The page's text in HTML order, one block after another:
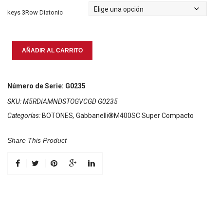
keys 3Row Diatonic
Gabbanelli
Dust
cantidad
AÑADIR AL CARRITO
Número de Serie: G0235
SKU:M5RDIAMNDSTOGVCGD G0235
Categorías: BOTONES, Gabbanelli®M400SC Super Compacto
Share This Product